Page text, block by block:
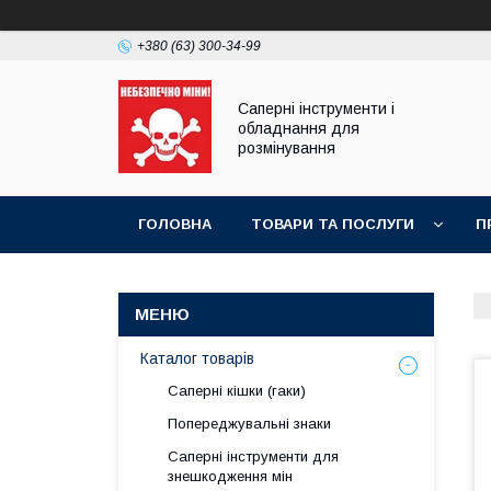
+380 (63) 300-34-99
Саперні інструменти і
обладнання для
розмінування
ГОЛОВНА ТОВАРИ ТА ПОСЛУГИ
Каталог товарів
Саперні кішки (гаки)
Попереджувальні знаки
Саперні інструменти для
знешкодження мін